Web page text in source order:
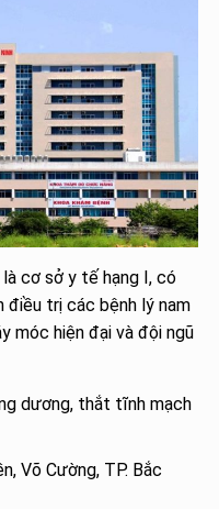
cơ sở y tế hạng I, có
điều trị các bệnh lý nam
móc hiện đại và đội ngũ
dương, thắt tĩnh mạch
Võ Cường, TP. Bắc